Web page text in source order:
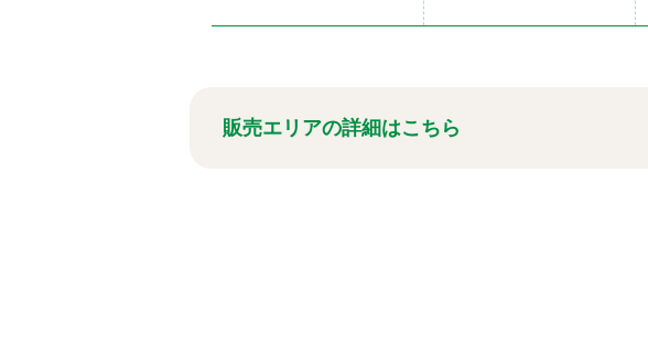
販売エリアの詳細はこちら